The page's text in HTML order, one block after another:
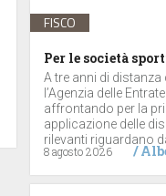
FISCO
Per le società
A tre anni di distanza
l’Agenzia delle
affrontando per la
applicazione delle
rilevanti riguardano
8 agosto 2026
/